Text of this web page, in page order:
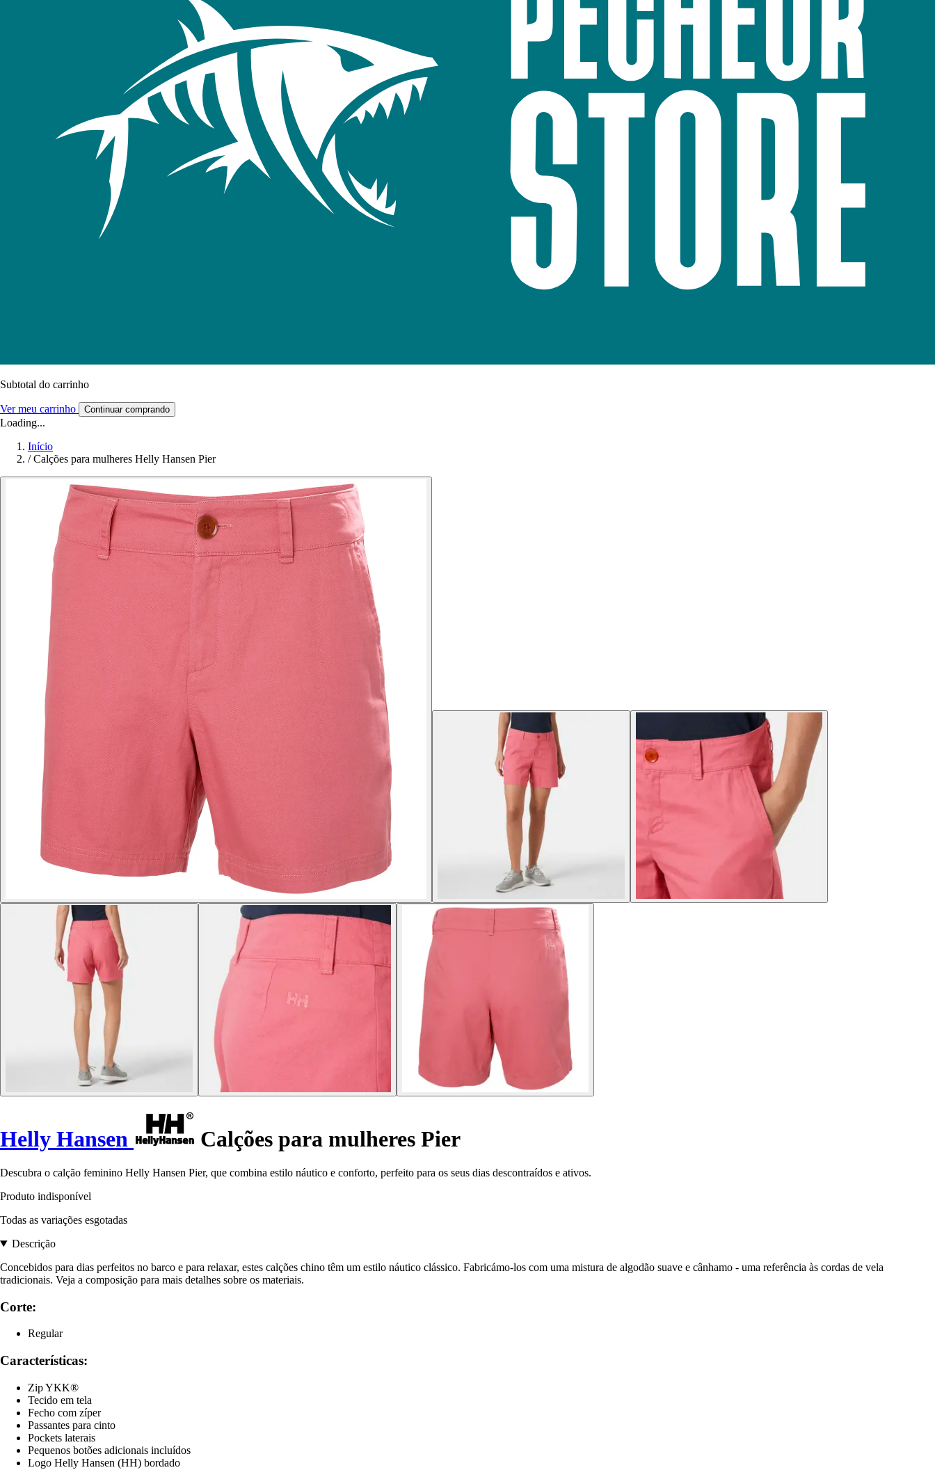
Subtotal do carrinho
Ver meu carrinho Continuar comprando
Loading...
Início
/ Calções para mulheres Helly Hansen Pier
Helly Hansen Calções para mulheres Pier
Descubra o calção feminino Helly Hansen Pier, que combina estilo náutico e conforto, perfeito para os seus dias descontraídos e ativos.
Produto indisponível
Todas as variações esgotadas
Descrição
Concebidos para dias perfeitos no barco e para relaxar, estes calções chino têm um estilo náutico clássico. Fabricámo-los com uma mistura de algodão suave e cânhamo - uma referência às cordas de vela
tradicionais. Veja a composição para mais detalhes sobre os materiais.
Corte:
Regular
Características:
Zip YKK®
Tecido em tela
Fecho com zíper
Passantes para cinto
Pockets laterais
Pequenos botões adicionais incluídos
Logo Helly Hansen (HH) bordado